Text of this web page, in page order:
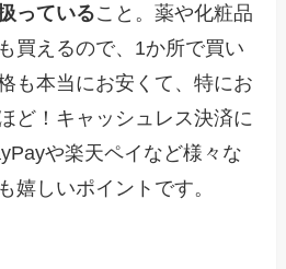
っていること。薬や化粧品
買えるので、1か所で買い
も本当にお安くて、特にお
ど！キャッシュレス決済に
や楽天ペイなど様々な
嬉しいポイントです。